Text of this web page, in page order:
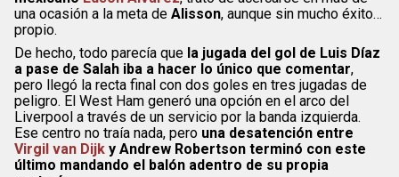
una ocasión a la meta de Alisson, aunque sin mucho éxito…
propio.
De hecho, todo parecía que la jugada del gol de Luis Díaz
a pase de Salah iba a hacer lo único que comentar,
pero llegó la recta final con dos goles en tres jugadas de
peligro. El West Ham generó una opción en el arco del
Liverpool a través de un servicio por la banda izquierda.
Ese centro no traía nada, pero una desatención entre
Virgil van Dijk y Andrew Robertson terminó con este
último mandando el balón adentro de su propia